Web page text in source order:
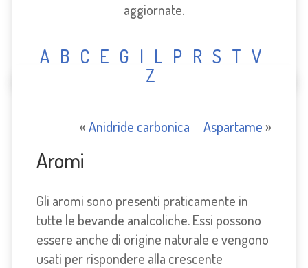
aggiornate.
A B C E G I L P R S T V
Z
«Anidride carbonica Aspartame »
Aromi
Gli aromi sono presenti praticamente in
tutte le bevande analcoliche. Essi possono
essere anche di origine naturale e vengono
usati per rispondere alla crescente